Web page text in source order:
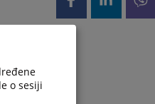
o sesiji